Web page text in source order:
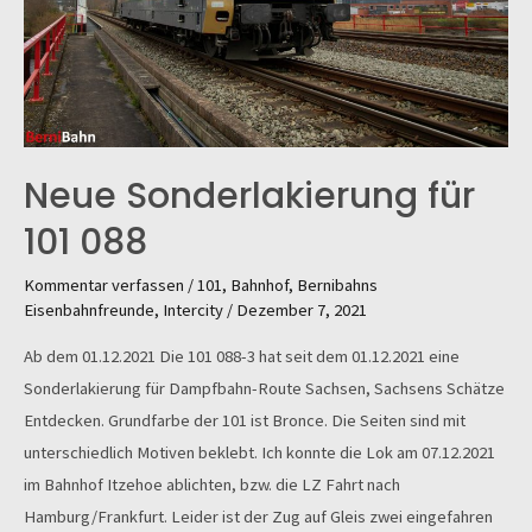
Neue Sonderlakierung für
101 088
Kommentar verfassen /101, Bahnhof, Bernibahns
Eisenbahnfreunde, Intercity / Dezember 7, 2021
Ab dem 01.12.2021 Die 101 088-3 hat seit dem 01.12.2021 eine
Sonderlakierung für Dampfbahn-Route Sachsen, Sachsens Schätze
Entdecken. Grundfarbe der 101 ist Bronce. Die Seiten sind mit
unterschiedlich Motiven beklebt. Ich konnte die Lok am 07.12.2021
im Bahnhof Itzehoe ablichten, bzw. die LZ Fahrt nach
Hamburg/Frankfurt. Leider ist der Zug auf Gleis zwei eingefahren